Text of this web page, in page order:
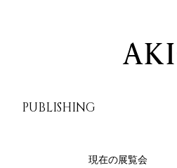
PUBLISHING
現在の展覧会